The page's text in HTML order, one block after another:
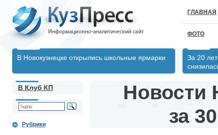
ГЛАВНАЯ
ФОТО
В Новокузнецке открылись школьные ярмарки
За 20
В Клуб КП
Рубрики
Новости
за